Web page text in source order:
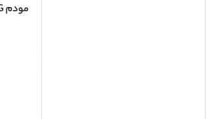
مودم 4G-LTE/5G برند ZLT مدل DU KJ33 ( پنل سوپر ادمین ویژه ) (دست دوم)